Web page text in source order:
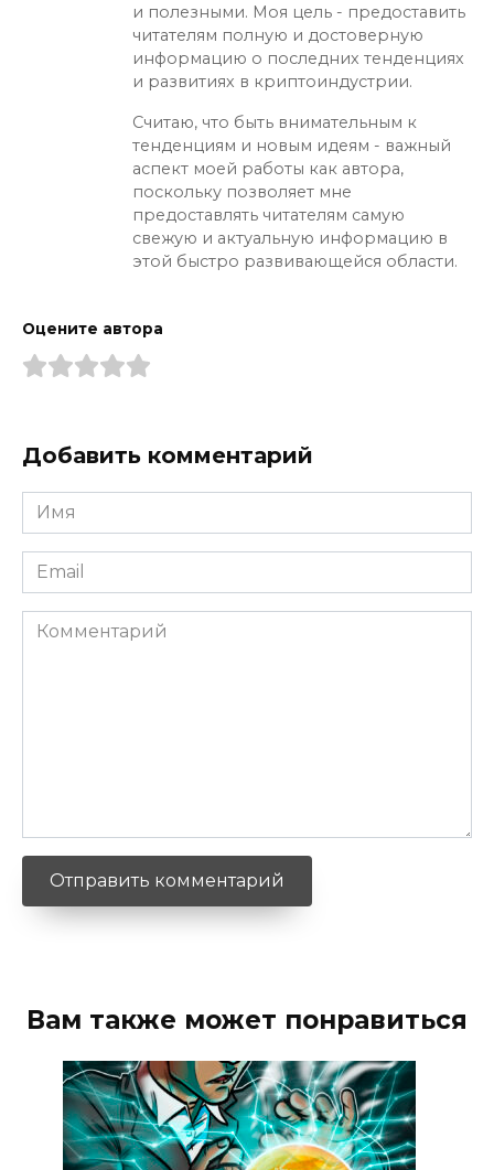
и полезными. Моя цель - предоставить
читателям полную и достоверную
информацию о последних тенденциях
и развитиях в криптоиндустрии.
Считаю, что быть внимательным к
тенденциям и новым идеям - важный
аспект моей работы как автора,
поскольку позволяет мне
предоставлять читателям самую
свежую и актуальную информацию в
этой быстро развивающейся области.
Оцените автора
Добавить комментарий
Имя
*
Email
*
Комментарий
Вам также может понравиться